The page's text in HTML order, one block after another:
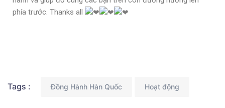
phía trước. Thanks all
Tags : Đồng Hành Hàn Quốc Hoạt động